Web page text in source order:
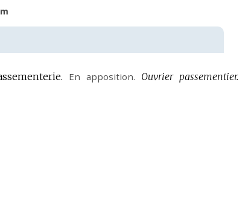
En apposition. Ouvrier passementier.